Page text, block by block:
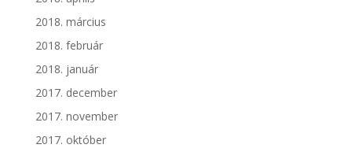
2018. március
2018. február
2018. január
2017. december
2017. november
2017. október